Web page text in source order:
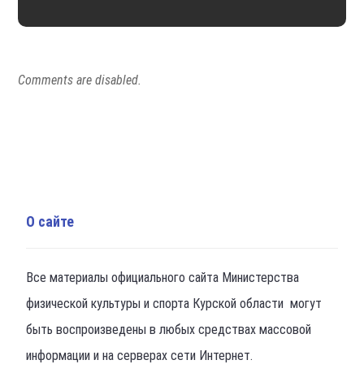
Comments are disabled.
О сайте
Все материалы официального сайта Министерства
физической культуры и спорта Курской области могут
быть воспроизведены в любых средствах массовой
информации и на серверах сети Интернет.